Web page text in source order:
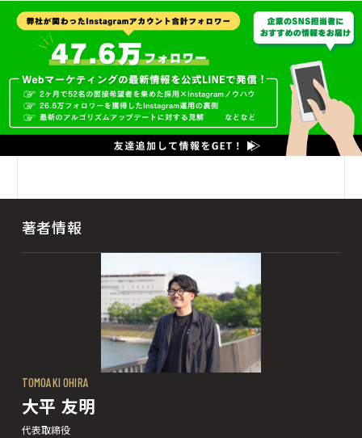
著者情報
TOMOAKI OHIRA
大平 友明
代表取締役